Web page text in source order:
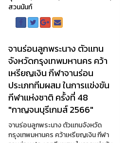
สวนนันท์
จานร่อนลูกพระนาง ตัวเเทน
จังหวัดกรุงเทพมหานคร คว้า
เหรียญเงิน กีฬาจานร่อน
ประเภททีมผสม ในการเเข่งขัน
กีฬาเเห่งชาติ ครั้งที่ 48
"กาญจนบุรีเกมส์ 2566"
จานร่อนลูกพระนาง ตัวเเทนจังหวัด
กรุงเทพมหานคร คว้าเหรียญเงิน กีฬา